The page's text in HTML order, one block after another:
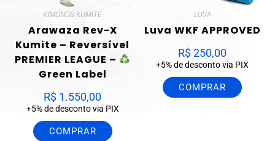
KIMONOS KUMITE
Arawaza Rev-X
Kumite – Reversível
PREMIER LEAGUE –
Green Label
R$ 1.550,00
+5% de desconto via PIX
COMPRAR
LUVA
Luva WKF APPROVED
R$250,00
+5% de desconto via PIX
COMPRAR